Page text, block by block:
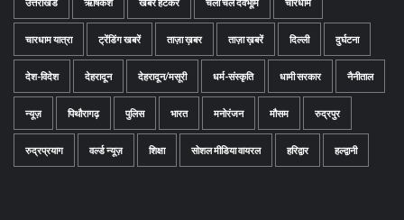
उत्तराखंड ऋषिकेश खबर हटकर चलो चले देवभूमि चारधाम
चारधाम यात्रा ट्रेंडिंग खबरें ताज़ा ख़बर ताज़ा ख़बरें दिल्ली दुर्घटना
देश-विदेश देहरादून देहरादून/मसूरी धर्म-संस्कृति धामी सरकार नैनीताल
न्यूज़ पिथौरागढ़ पुलिस भारत मनोरंजन मौसम रुद्रपुर
रुद्रप्रयाग वर्ल्ड न्यूज़ शिक्षा सोशल मीडिया वायरल हरिद्वार हल्द्वानी